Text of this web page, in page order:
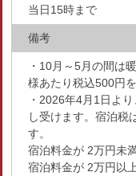
当日15時まで
備考
・10月～5月の間は
様あたり税込500円
・2026年4月1日よ
し受けます。宿泊税
す。
宿泊料金が 2万円未
宿泊料金が 2万円以